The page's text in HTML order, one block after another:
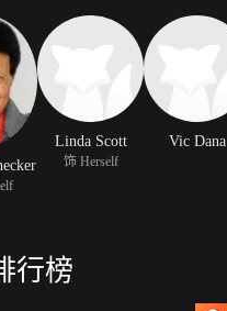
Linda Scott
饰 Herself
Vic Dana
行榜